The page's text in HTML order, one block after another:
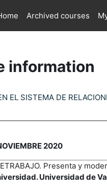
Archived courses
information
EL SISTEMA DE
2020
Presenta y
Universidad de